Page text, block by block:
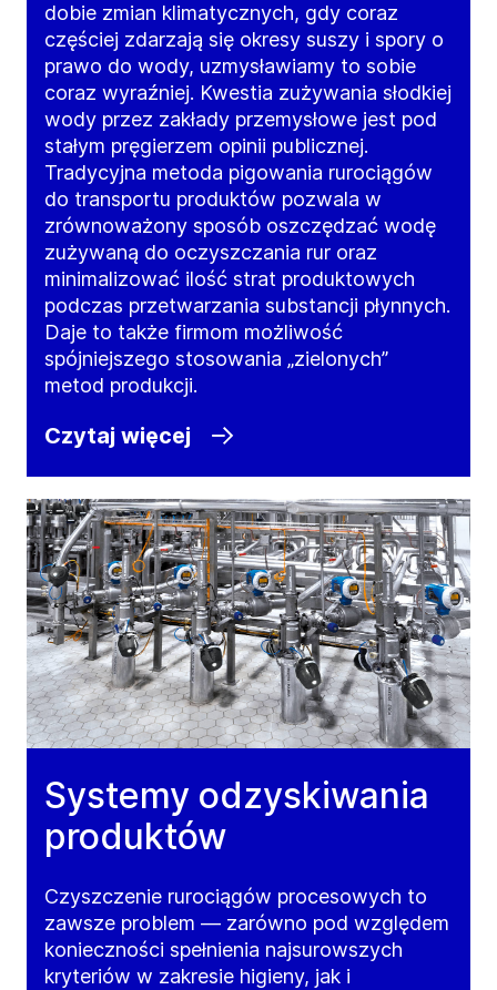
dobie zmian klimatycznych, gdy coraz
częściej zdarzają się okresy suszy i spory o
prawo do wody, uzmysławiamy to sobie
coraz wyraźniej. Kwestia zużywania słodkiej
wody przez zakłady przemysłowe jest pod
stałym pręgierzem opinii publicznej.
Tradycyjna metoda pigowania rurociągów
do transportu produktów pozwala w
zrównoważony sposób oszczędzać wodę
zużywaną do oczyszczania rur oraz
minimalizować ilość strat produktowych
podczas przetwarzania substancji płynnych.
Daje to także firmom możliwość
spójniejszego stosowania „zielonych”
metod produkcji.
Czytaj więcej
Systemy odzyskiwania
produktów
Czyszczenie rurociągów procesowych to
zawsze problem –– zarówno pod względem
konieczności spełnienia najsurowszych
kryteriów w zakresie higieny, jak i